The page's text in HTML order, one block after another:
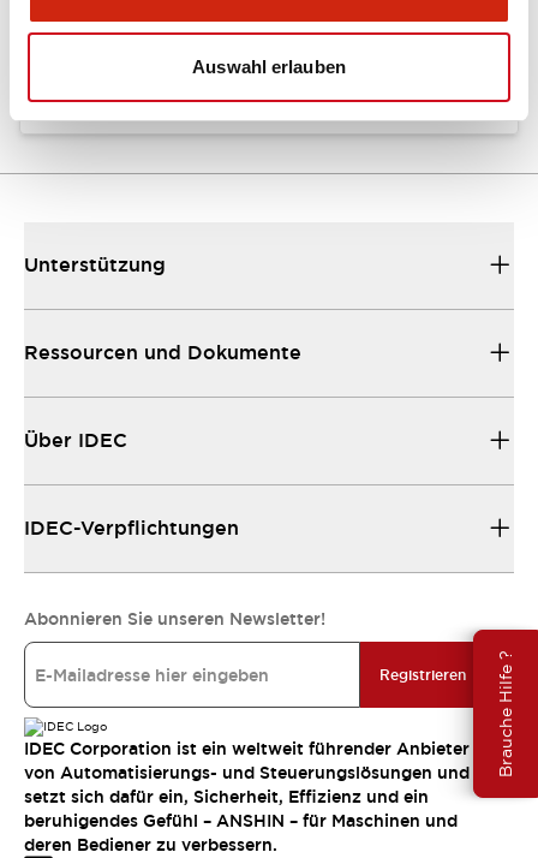
Auswahl erlauben
Brauche Hilfe ?
LW Catalog
.PDF 731.97KB
Unterstützung
Ressourcen und Dokumente
Über IDEC
IDEC-Verpflichtungen
Abonnieren Sie unseren Newsletter!
Registrieren
IDEC Corporation ist ein weltweit führender Anbieter
von Automatisierungs- und Steuerungslösungen und
setzt sich dafür ein, Sicherheit, Effizienz und ein
beruhigendes Gefühl – ANSHIN – für Maschinen und
deren Bediener zu verbessern.